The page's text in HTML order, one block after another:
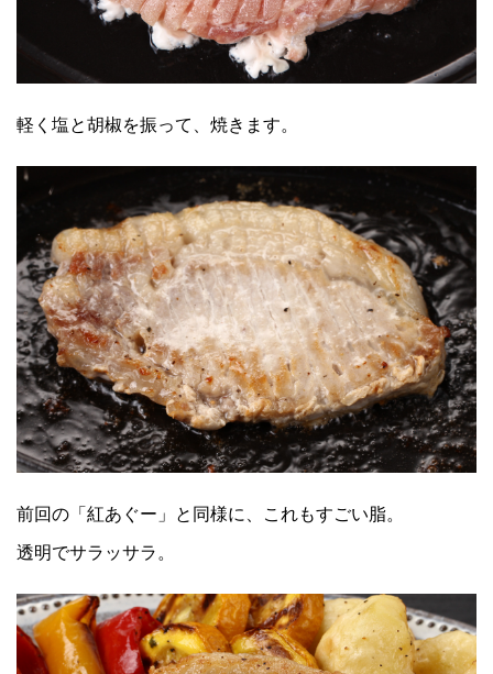
軽く塩と胡椒を振って、焼きます。
前回の「紅あぐー」と同様に、これもすごい脂。
透明でサラッサラ。